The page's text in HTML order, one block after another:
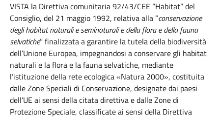
VISTA la Direttiva comunitaria 92/43/CEE “Habitat” del
Consiglio, del 21 maggio 1992, relativa alla “conservazione
degli habitat naturali e seminaturali e della flora e della fauna
selvatiche” finalizzata a garantire la tutela della biodiversità
dell’Unione Europea, impegnandosi a conservare gli habitat
naturali e la flora e la fauna selvatiche, mediante
l’istituzione della rete ecologica «Natura 2000», costituita
dalle Zone Speciali di Conservazione, designate dai paesi
dell’UE ai sensi della citata direttiva e dalle Zone di
Protezione Speciale, classificate ai sensi della Direttiva